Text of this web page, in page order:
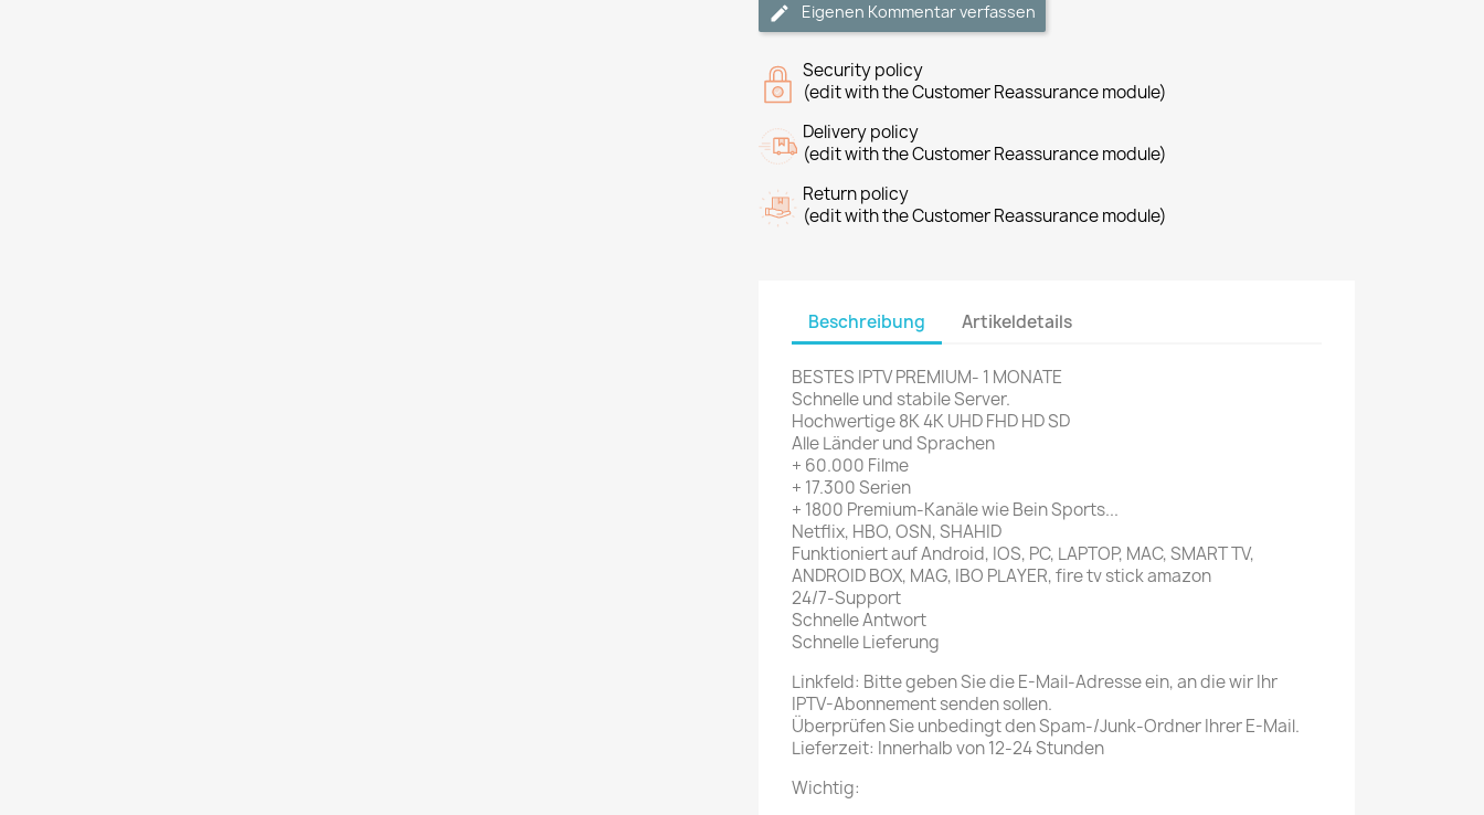
Eigenen Kommentar verfassen
Security policy
(edit with the Customer Reassurance module)
Delivery policy
(edit with the Customer Reassurance module)
Return policy
(edit with the Customer Reassurance module)
Beschreibung Artikeldetails
BESTES IPTV PREMIUM- 1 MONATE
Schnelle und stabile Server.
Hochwertige 8K 4K UHD FHD HD SD
Alle Länder und Sprachen
+ 60.000 Filme
+ 17.300 Serien
+ 1800 Premium-Kanäle wie Bein Sports...
Netflix, HBO, OSN, SHAHID
Funktioniert auf Android, IOS, PC, LAPTOP, MAC, SMART TV,
ANDROID BOX, MAG, IBO PLAYER, fire tv stick amazon
24/7-Support
Schnelle Antwort
Schnelle Lieferung
Linkfeld: Bitte geben Sie die E-Mail-Adresse ein, an die wir Ihr
IPTV-Abonnement senden sollen.
Überprüfen Sie unbedingt den Spam-/Junk-Ordner Ihrer E-Mail.
Lieferzeit: Innerhalb von 12-24 Stunden
Wichtig: